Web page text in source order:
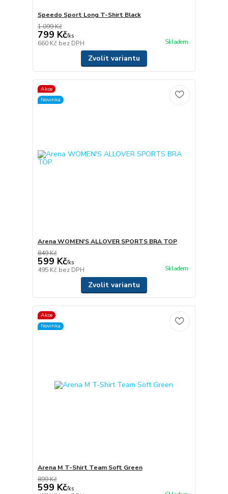
Speedo Sport Long T-Shirt Black
1 099 Kč
799 Kč/ks
660 Kč bez DPH Skladem
Zvolit variantu
Akce
Novinka
Arena WOMEN'S ALLOVER SPORTS BRA TOP
849 Kč
599 Kč/ks
495 Kč bez DPH Skladem
Zvolit variantu
Akce
Novinka
Arena M T-Shirt Team Soft Green
899 Kč
599 Kč/ks